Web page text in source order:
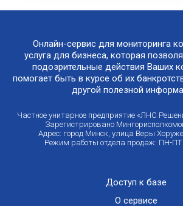
Онлайн-сервис для мониторинга
услуга для бизнеса, которая
подозрительные действия Ваших
помогает быть в курсе об их
другой полезной
Частное унитарное предприятие «ЛНС
Зарегистрировано
Адрес: город Минск, улица Веры
Режим работы отдела продаж: ПН-ПТ
Доступ к базе
О сервисе